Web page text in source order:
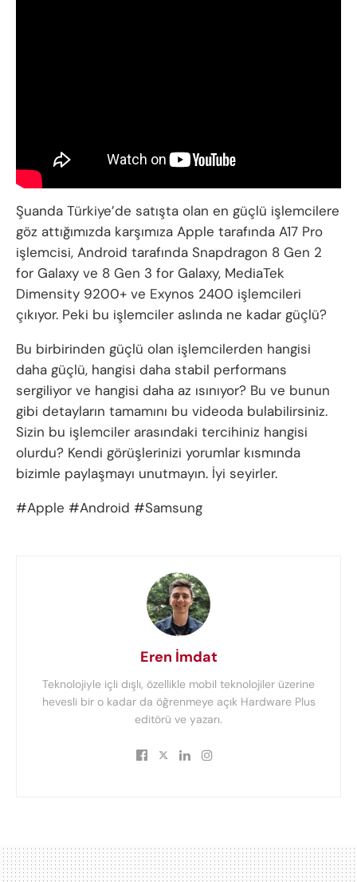
Şuanda Türkiye’de satışta olan en güçlü işlemcilere
göz attığımızda karşımıza Apple tarafında A17 Pro
işlemcisi, Android tarafında Snapdragon 8 Gen 2
for Galaxy ve 8 Gen 3 for Galaxy, MediaTek
Dimensity 9200+ ve Exynos 2400 işlemcileri
çıkıyor. Peki bu işlemciler aslında ne kadar güçlü?
Bu birbirinden güçlü olan işlemcilerden hangisi
daha güçlü, hangisi daha stabil performans
sergiliyor ve hangisi daha az ısınıyor? Bu ve bunun
gibi detayların tamamını bu videoda bulabilirsiniz.
Sizin bu işlemciler arasındaki tercihiniz hangisi
olurdu? Kendi görüşlerinizi yorumlar kısmında
bizimle paylaşmayı unutmayın. İyi seyirler.
#Apple #Android #Samsung
Eren İmdat
Teknolojiyle içli dışlı, özellikle mobil teknolojiler üzerine
hevesli bir o kadar da öğrenmeye açık Hardware Plus
editörü ve yazarı.